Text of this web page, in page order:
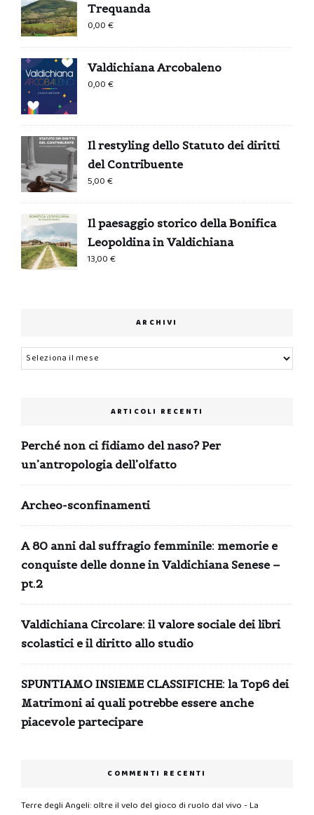
Trequanda
0,00€
Valdichiana Arcobaleno
0,00€
Il restyling dello Statuto dei diritti
del Contribuente
5,00€
Il paesaggio storico della Bonifica
Leopoldina in Valdichiana
13,00€
ARCHIVI
Archivi
ARTICOLI RECENTI
Perché non ci fidiamo del naso? Per
un’antropologia dell’olfatto
Archeo-sconfinamenti
A 80 anni dal suffragio femminile: memorie e
conquiste delle donne in Valdichiana Senese –
pt.2
Valdichiana Circolare: il valore sociale dei libri
scolastici e il diritto allo studio
SPUNTIAMO INSIEME CLASSIFICHE: la Top6 dei
Matrimoni ai quali potrebbe essere anche
piacevole partecipare
COMMENTI RECENTI
Terre degli Angeli: oltre il velo del gioco di ruolo dal vivo - La